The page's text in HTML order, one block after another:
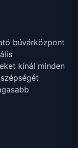
búvárközpont
kínál minden